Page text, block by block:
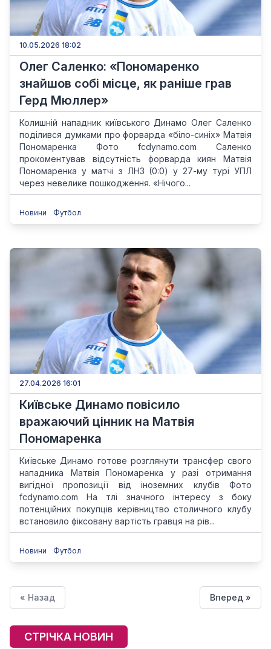
10.05.2026 18:02
Олег Саленко: «Пономаренко
знайшов собі місце, як раніше грав
Герд Мюллер»
Колишній нападник київського Динамо Олег Саленко
поділився думками про форварда «біло-синіх» Матвія
Пономаренка Фото fcdynamo.com Саленко
прокоментував відсутність форварда киян Матвія
Пономаренка у матчі з ЛНЗ (0:0) у 27-му турі УПЛ
через невелике пошкодження. «Нічого...
Новини Футбол
27.04.2026 16:01
Київське Динамо повісило
вражаючий цінник на Матвія
Пономаренка
Київське Динамо готове розглянути трансфер свого
нападника Матвія Пономаренка у разі отримання
вигідної пропозиції від іноземних клубів Фото
fcdynamo.com На тлі значного інтересу з боку
потенційних покупців керівництво столичного клубу
встановило фіксовану вартість гравця на рів...
Новини Футбол
« Назад Вперед »
СТРІЧКА НОВИН